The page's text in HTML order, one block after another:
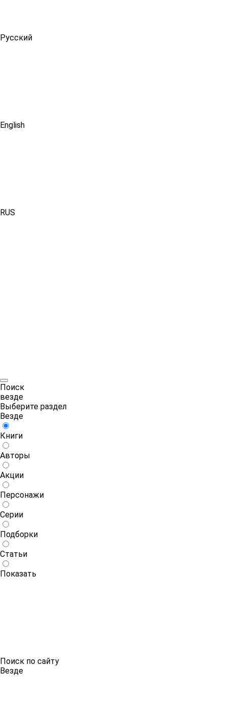
Русский
English
RUS
Поиск
везде
Выберите раздел
Везде
Книги
Авторы
Акции
Персонажи
Серии
Подборки
Статьи
Показать
Поиск по сайту
Везде